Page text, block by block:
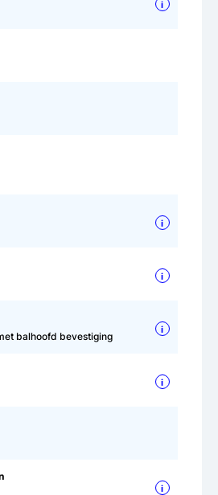
i
i
i
balhoofd bevestiging
i
i
i